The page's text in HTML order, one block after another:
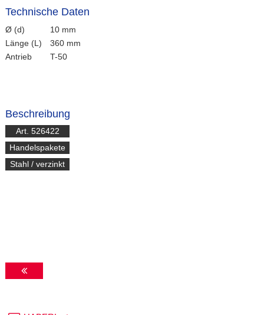
Technische Daten
Ø (d)
Länge (L)
Antrieb
10 mm
360 mm
T-50
Beschreibung
Art. 526422
Handelspakete
Stahl / verzinkt